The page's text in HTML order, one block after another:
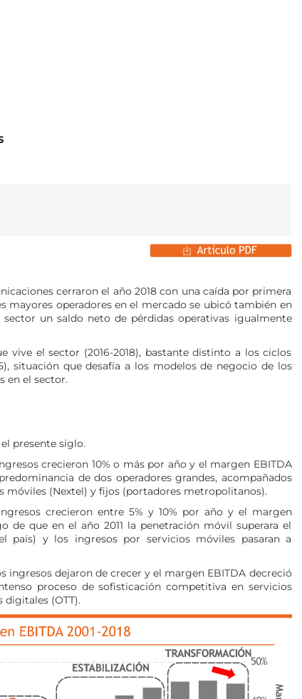
cerraron el año 2018 con una caída por primera
mayores operadores en el mercado se ubicó también en
un saldo neto de pérdidas operativas igualmente
el sector (2016-2018), bastante distinto a los ciclos
situación que desafía a los modelos de negocio de los
en el sector.
presente siglo.
crecieron 10% o más por año y el margen EBITDA
de dos operadores grandes, acompañados
móviles (Nextel) y fijos (portadores metropolitanos).
crecieron entre 5% y 10% por año y el margen
de que en el año 2011 la penetración móvil superara el
país) y los ingresos por servicios móviles pasaran a
ingresos dejaron de crecer y el margen EBITDA decreció
proceso de sofisticación competitiva en servicios
(OTT).